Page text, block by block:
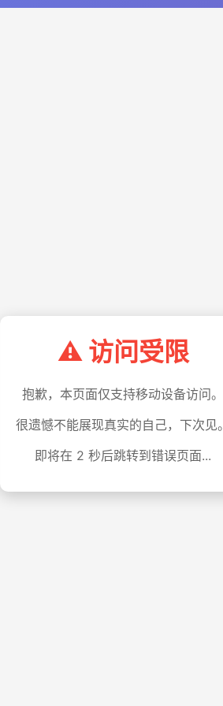
⚠️ 访问受限
抱歉，本页面仅支持移动设备访问。
很遗憾不能展现真实的自己，下次见。
即将在1秒后跳转到错误页面...